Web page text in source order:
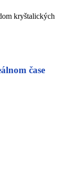
kryštalických
čase